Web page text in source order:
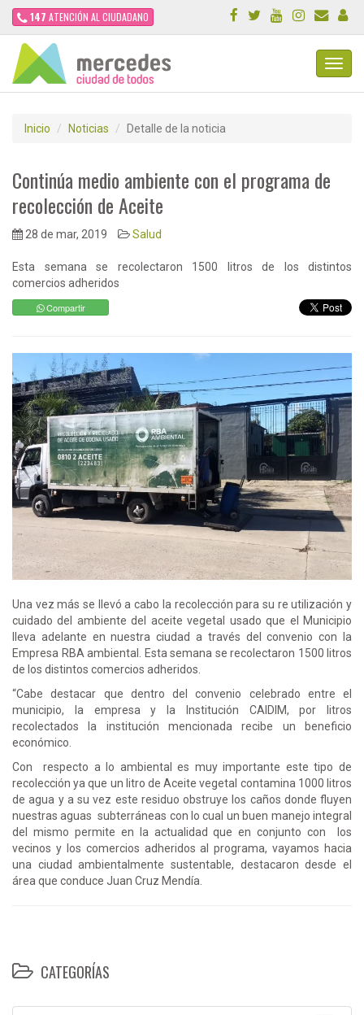
147 ATENCIÓN AL CIUDADANO
Inicio Noticias Detalle de la noticia
Continúa medio ambiente con el programa de
recolección de Aceite
28 de mar, 2019 Salud
Esta semana se recolectaron 1500 litros de los distintos
comercios adheridos
Compartir
Una vez más se llevó a cabo la recolección para su re utilización y
cuidado del ambiente del aceite vegetal usado que el Municipio
lleva adelante en nuestra ciudad a través del convenio con la
Empresa RBA ambiental. Esta semana se recolectaron 1500 litros
de los distintos comercios adheridos.
“Cabe destacar que dentro del convenio celebrado entre el
municipio, la empresa y la Institución CAIDIM, por litros
recolectados la institución mencionada recibe un beneficio
económico.
Con respecto a lo ambiental es muy importante este tipo de
recolección ya que un litro de Aceite vegetal contamina 1000 litros
de agua y a su vez este residuo obstruye los caños donde fluyen
nuestras aguas subterráneas con lo cual un buen manejo integral
del mismo permite en la actualidad que en conjunto con los
vecinos y los comercios adheridos al programa, vayamos hacia
una ciudad ambientalmente sustentable, destacaron desde el
área que conduce Juan Cruz Mendía.
CATEGORÍAS